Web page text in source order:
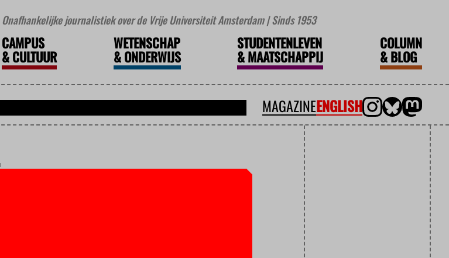
Onafhankelijke journalistiek over de Vrije Universiteit Amsterdam | Sinds 1953
CAMPUS
&CULTUUR
WETENSCHAP
&ONDERWIJS
STUDENTENLEVEN
&MAATSCHAPPIJ
COLUMN
&BLOG
MAGAZINEENGLISH